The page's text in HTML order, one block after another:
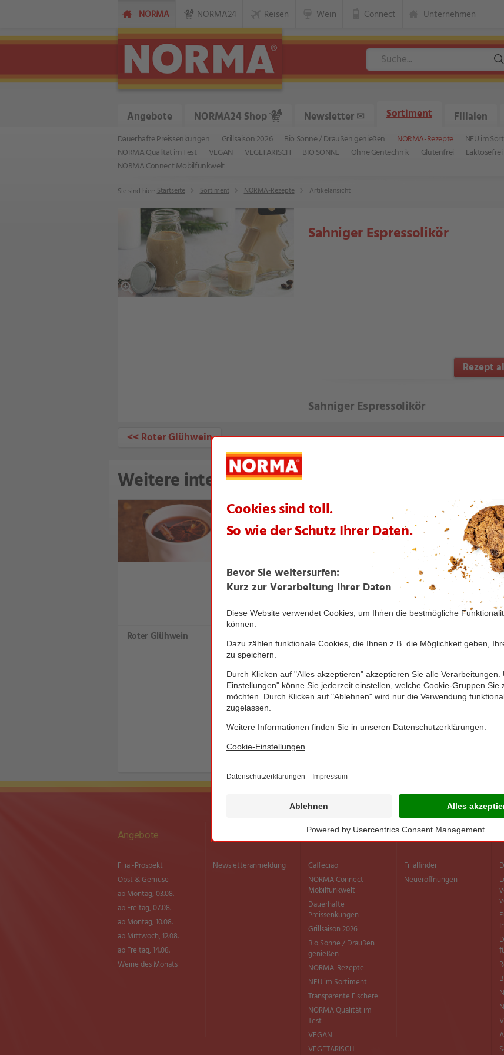
NORMA NORMA24 Reisen Wein Connect Unternehmen
Angebote NORMA24 Shop Newsletter✉ Sortiment
Dauerhafte Preissenkungen Grillsaison 2026 Bio Sonne / Draußen genießen NORMA-Rezepte NEU im
NORMA Qualität im Test
VEGAN VEGETARISCH BIO SONNE Ohne Gentechnik Glutenfrei Laktosefrei
NORMA Connect Mobilfunkwelt
Filialen
Sie sind hier: Startseite Sortiment NORMA-Rezepte Artikelansicht
Sahniger Espressolikör
Rezept
Sahniger Espressolikör
<< Roter Glühwein
Weitere interessante Artikel aus dieser
Roter Glühwein
Angebote
Filial-Prospekt
Obst & Gemüse
ab Montag, 03.08.
ab Freitag, 07.08.
ab Montag, 10.08.
ab Mittwoch, 12.08.
ab Freitag, 14.08.
Weine des Monats
Newsletter
Newsletter­anmeldung
Sortiment
Caffeciao
NORMA Connect
Mobilfunkwelt
Dauerhafte
Preissenkungen
Grillsaison 2026
Bio Sonne / Draußen
genießen
NORMA-Rezepte
NEU im Sortiment
Transparente Fischerei
NORMA Qualität im
Test
VEGAN
VEGETARISCH
Filialen
Filialfinder
Neueröffnungen